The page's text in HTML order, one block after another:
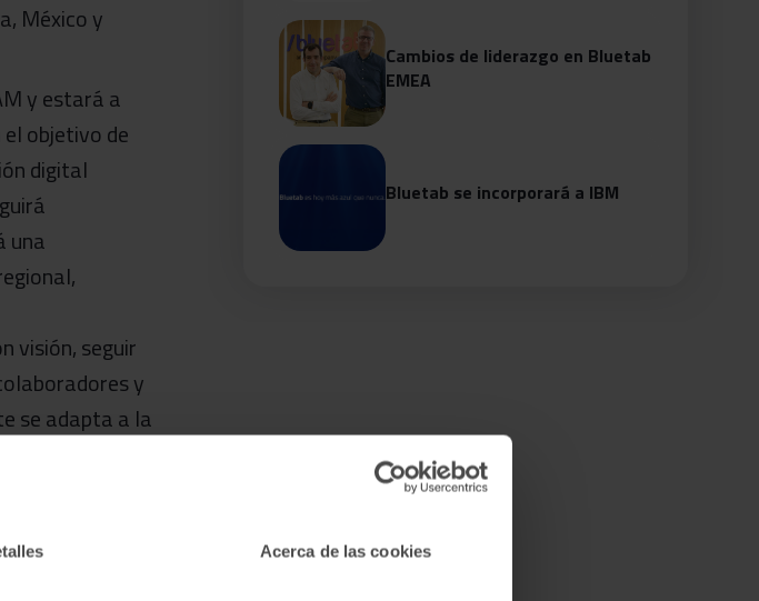
Acerca de las cookies
México y
y estará a
objetivo de
digital
una
visión, seguir
y
se adapta a la
brindar la
que
Cambios de liderazgo en Bluetab
EMEA
Bluetab se incorporará a IBM